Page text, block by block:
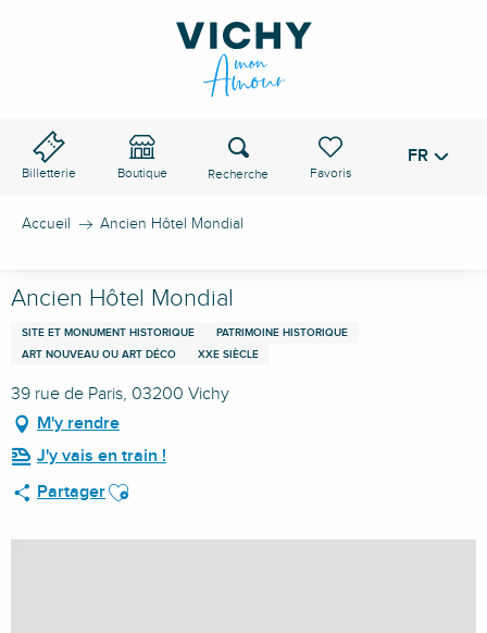
Billetterie Boutique
Voir les favoris
Recherche FR
Accueil Ancien Hôtel Mondial
Ancien Hôtel Mondial
SITE ET MONUMENT HISTORIQUE
PATRIMOINE HISTORIQUE
ART NOUVEAU OU ART DÉCO
XXE SIÈCLE
39 rue de Paris, 03200 Vichy
M'y rendre
J'y vais en train !
PartagerAjouter aux favoris